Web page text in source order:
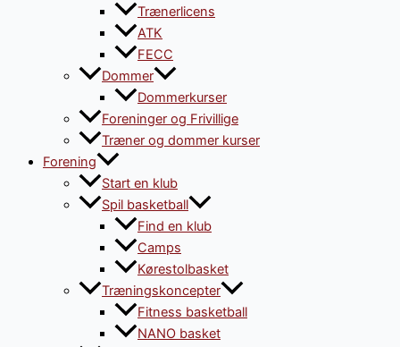
Trænerlicens
ATK
FECC
Dommer
Dommerkurser
Foreninger og Frivillige
Træner og dommer kurser
Forening
Start en klub
Spil basketball
Find en klub
Camps
Kørestolbasket
Træningskoncepter
Fitness basketball
NANO basket